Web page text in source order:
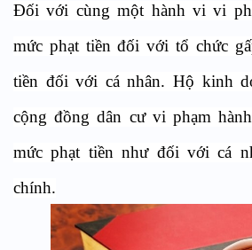
Đối với cùng một hành vi vi
mức phạt tiền đối với tổ chức
tiền đối với cá nhân. Hộ kinh
cộng đồng dân cư vi phạm
mức phạt tiền như đối với cá
chính.